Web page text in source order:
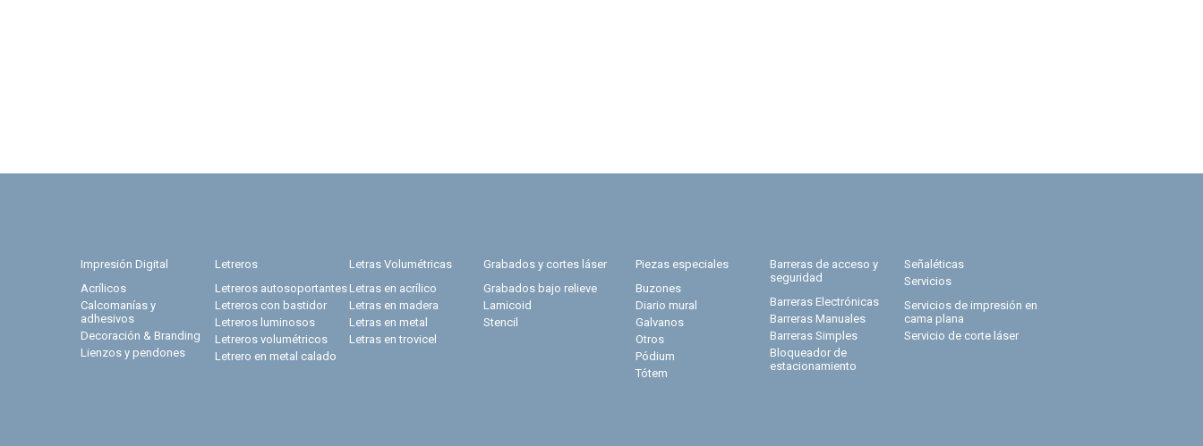
Impresión Digital
Acrílicos
Calcomanías y
adhesivos
Decoración & Branding
Lienzos y pendones
Letreros
Letreros autosoportantes
Letreros con bastidor
Letreros luminosos
Letreros volumétricos
Letrero en metal calado
Letras Volumétricas
Letras en acrílico
Letras en madera
Letras en metal
Letras en trovicel
Grabados y cortes láser
Grabados bajo relieve
Lamicoid
Stencil
Piezas especiales
Buzones
Diario mural
Galvanos
Otros
Pódium
Tótem
Barreras de acceso y
seguridad
Barreras Electrónicas
Barreras Manuales
Barreras Simples
Bloqueador de
estacionamiento
Señaléticas
Servicios
Servicios de impresión en
cama plana
Servicio de corte láser